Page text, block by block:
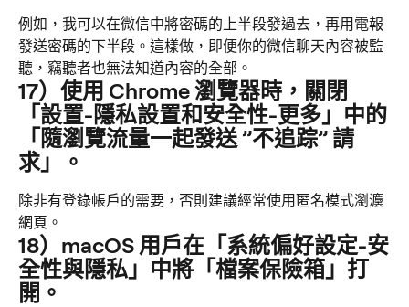
例如，我可以在微信中將密碼的上半段發過去，再用電報
發送密碼的下半段。這樣做，即便你的微信聊天內容被監
聽，竊聽者也無法知道內容的全部。
17）使用 Chrome 瀏覽器時，關閉
「設置-隱私設置和安全性-更多」中的
「隨瀏覽流量一起發送 ”不追踪” 請
求」。
除非有登錄帳戶的需要，否則建議經常使用匿名模式瀏灋
網頁。
18）macOS 用戶在「系統偏好設定-安
全性與隱私」中將「檔案保險箱」打
開。